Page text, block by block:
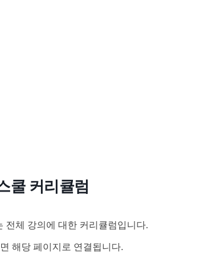
쿨 커리큘럼
전체 강의에 대한 커리큘럼입니다.
해당 페이지로 연결됩니다.